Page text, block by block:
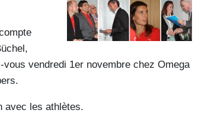
vendredi 1er novembre chez Omega
avec les athlètes.